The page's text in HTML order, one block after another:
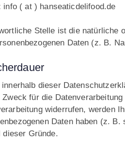
info ( at ) hanseaticdelifood.de
Stelle ist die natürliche
Daten (z. B.
innerhalb dieser
Zweck für die
widerrufen, werden
Daten haben (z.
dieser Gründe.